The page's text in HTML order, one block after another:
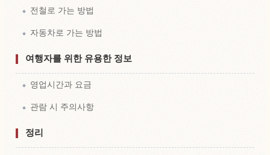
전철로 가는 방법
자동차로 가는 방법
여행자를 위한 유용한 정보
영업시간과 요금
관람 시 주의사항
정리